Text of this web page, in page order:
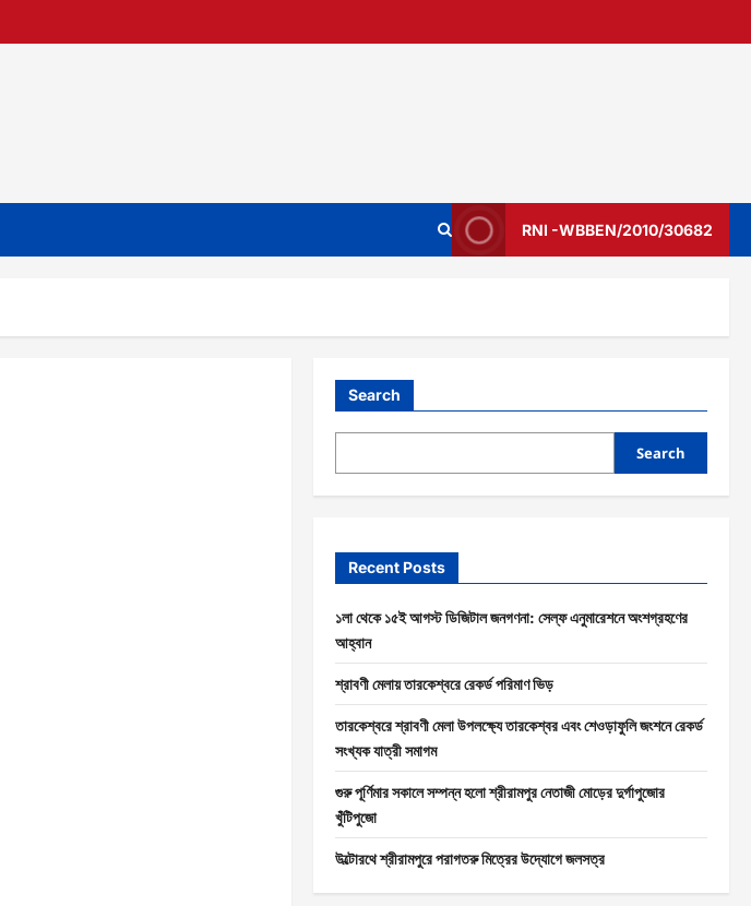
RNI -WBBEN/2010/30682
Search
Search
Recent Posts
১লা থেকে ১৫ই আগস্ট ডিজিটাল জনগণনা: সেল্ফ এনুমারেশনে অংশগ্রহণের
আহ্বান
শ্রাবণী মেলায় তারকেশ্বরে রেকর্ড পরিমাণ ভিড়
তারকেশ্বরে শ্রাবণী মেলা উপলক্ষ্যে তারকেশ্বর এবং শেওড়াফুলি জংশনে রেকর্ড
সংখ্যক যাত্রী সমাগম
গুরু পূর্ণিমার সকালে সম্পন্ন হলো শ্রীরামপুর নেতাজী মোড়ের দুর্গাপুজোর
খুঁটিপুজো
উল্টোরথে শ্রীরামপুরে পরাগতরু মিত্রের উদ্যোগে জলসত্র